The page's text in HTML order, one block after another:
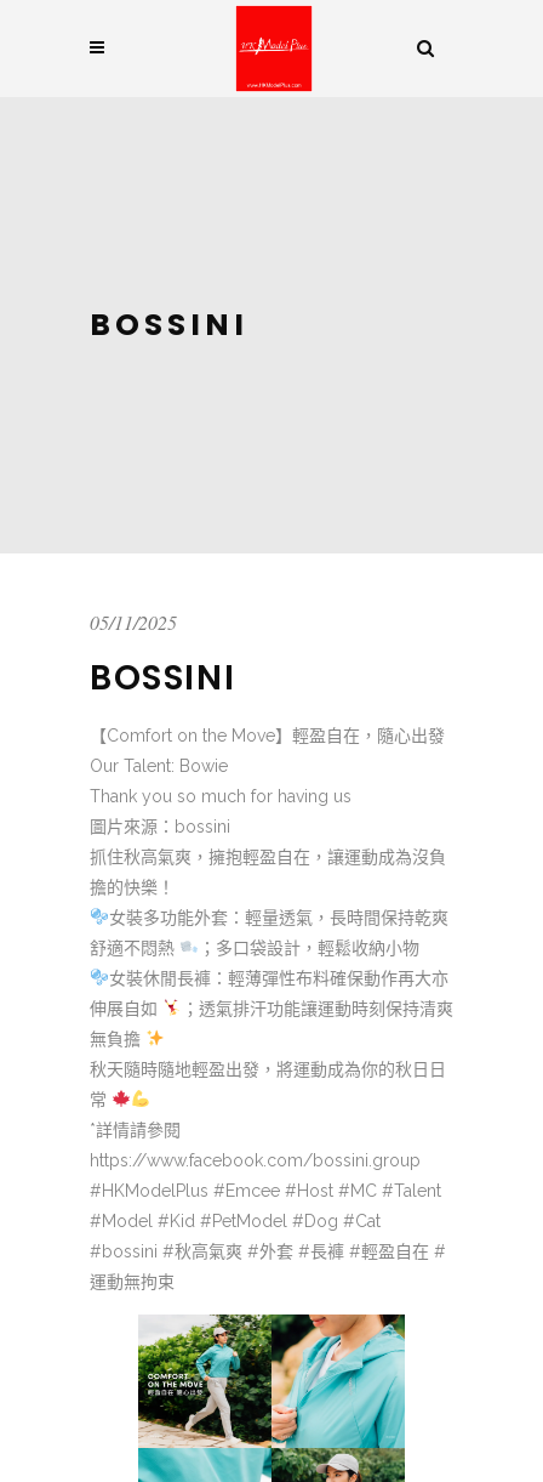
BOSSINI
05/11/2025
BOSSINI
【Comfort on the Move】輕盈自在，隨心出發
Our Talent: Bowie
Thank you so much for having us
圖片來源：bossini
抓住秋高氣爽，擁抱輕盈自在，讓運動成為沒負
擔的快樂！
女裝多功能外套：輕量透氣，長時間保持乾爽
舒適不悶熱
；多口袋設計，輕鬆收納小物
女裝休閒長褲：輕薄彈性布料確保動作再大亦
伸展自如
；透氣排汗功能讓運動時刻保持清爽
無負擔
秋天隨時隨地輕盈出發，將運動成為你的秋日日
常
*詳情請參閱
https://www.facebook.com/bossini.group
#HKModelPlus #Emcee #Host #MC #Talent
#Model #Kid #PetModel #Dog #Cat
#bossini #秋高氣爽 #外套 #長褲 #輕盈自在 #
運動無拘束